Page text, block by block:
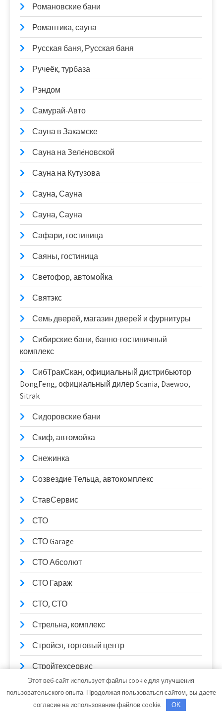
Романовские бани
Романтика, сауна
Русская баня, Русская баня
Ручеёк, турбаза
Рэндом
Самурай-Авто
Сауна в Закамске
Сауна на Зелëновской
Сауна на Кутузова
Сауна, Сауна
Сауна, Сауна
Сафари, гостиница
Саяны, гостиница
Светофор, автомойка
Святэкс
Семь дверей, магазин дверей и фурнитуры
Сибирские бани, банно-гостиничный
комплекс
СибТракСкан, официальный дистрибьютор
DongFeng, официальный дилер Scania, Daewoo,
Sitrak
Сидоровские бани
Скиф, автомойка
Снежинка
Созвездие Тельца, автокомплекс
СтавСервис
СТО
СТО Garage
СТО Абсолют
СТО Гараж
СТО, СТО
Стрельна, комплекс
Стройся, торговый центр
Стройтехсервис
Таежный привал, мини-гостиница
Тверь, отель
Этот веб-сайт использует файлы cookie для улучшения
пользовательского опыта. Продолжая пользоваться сайтом, вы даете
согласие на использование файлов cookie.
OK